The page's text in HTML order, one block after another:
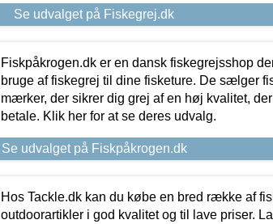
Se udvalget på Fiskegrej.dk
Fiskpåkrogen.dk er en dansk fiskegrejsshop
bruge af fiskegrej til dine fisketure. De sælger
mærker, der sikrer dig grej af en høj kvalitet,
betale. Klik her for at se deres udvalg.
Se udvalget på Fiskpåkrogen.dk
Hos Tackle.dk kan du købe en bred række af
outdoorartikler i god kvalitet og til lave priser.